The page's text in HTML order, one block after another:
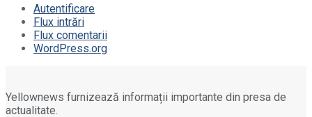
Autentificare
Flux intrări
Flux comentarii
WordPress.org
Yellownews furnizează informații importante din presa de
actualitate.